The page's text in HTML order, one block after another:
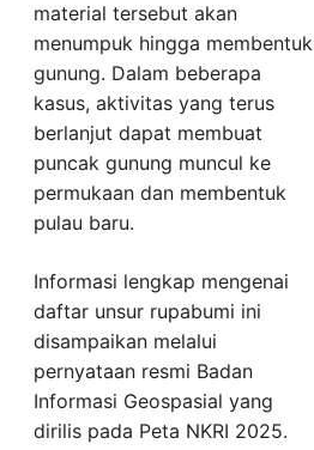
material tersebut akan
menumpuk hingga membentuk
gunung. Dalam beberapa
kasus, aktivitas yang terus
berlanjut dapat membuat
puncak gunung muncul ke
permukaan dan membentuk
pulau baru.
Informasi lengkap mengenai
daftar unsur rupabumi ini
disampaikan melalui
pernyataan resmi Badan
Informasi Geospasial yang
dirilis pada Peta NKRI 2025.